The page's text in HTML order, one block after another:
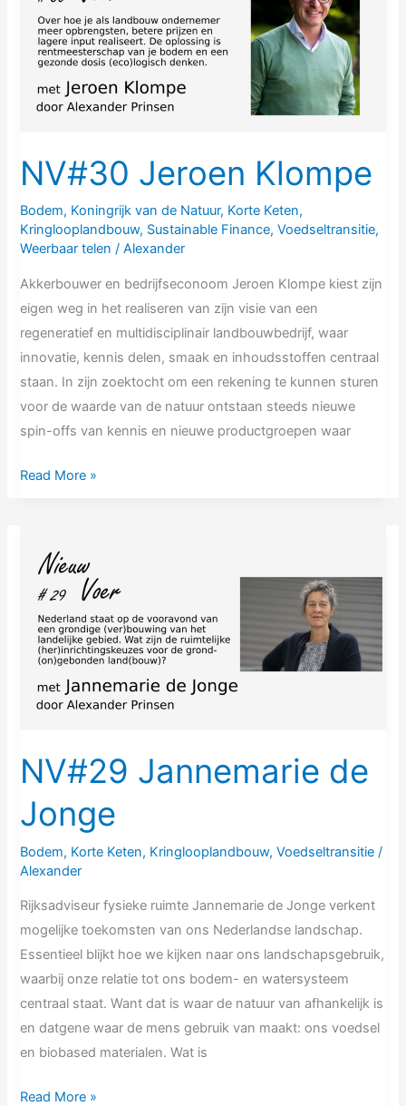
NV#30 Jeroen Klompe
Bodem, Koningrijk van de Natuur, Korte Keten,
Kringlooplandbouw, Sustainable Finance,Voedseltransitie,
Weerbaar telen /Alexander
Akkerbouwer en bedrijfseconoom Jeroen Klompe kiest zijn
eigen weg in het realiseren van zijn visie van een
regeneratief en multidisciplinair landbouwbedrijf, waar
innovatie, kennis delen, smaak en inhoudsstoffen centraal
staan. In zijn zoektocht om een rekening te kunnen sturen
voor de waarde van de natuur ontstaan steeds nieuwe
spin-offs van kennis en nieuwe productgroepen waar
Read More »
NV#29 Jannemarie de
Jonge
Bodem, Korte Keten, Kringlooplandbouw,Voedseltransitie /
Alexander
Rijksadviseur fysieke ruimte Jannemarie de Jonge verkent
mogelijke toekomsten van ons Nederlandse landschap.
Essentieel blijkt hoe we kijken naar ons landschapsgebruik,
waarbij onze relatie tot ons bodem- en watersysteem
centraal staat. Want dat is waar de natuur van afhankelijk is
en datgene waar de mens gebruik van maakt: ons voedsel
en biobased materialen. Wat is
Jannemarie
Read More »